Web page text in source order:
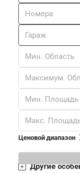
Номера
Гараж
Ценовой диапазон
Другие